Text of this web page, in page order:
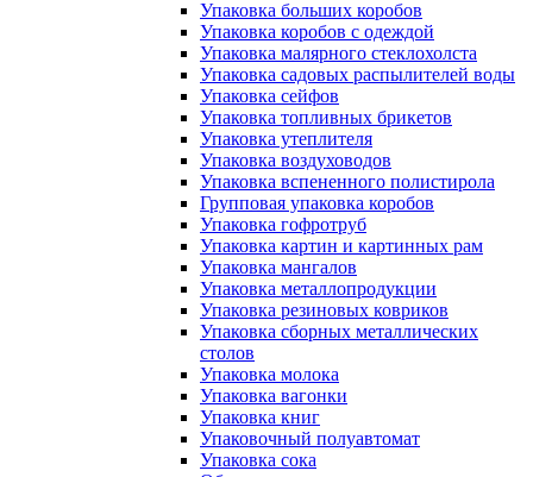
Упаковка больших коробов
Упаковка коробов с одеждой
Упаковка малярного стеклохолста
Упаковка садовых распылителей воды
Упаковка сейфов
Упаковка топливных брикетов
Упаковка утеплителя
Упаковка воздуховодов
Упаковка вспененного полистирола
Групповая упаковка коробов
Упаковка гофротруб
Упаковка картин и картинных рам
Упаковка мангалов
Упаковка металлопродукции
Упаковка резиновых ковриков
Упаковка сборных металлических
столов
Упаковка молока
Упаковка вагонки
Упаковка книг
Упаковочный полуавтомат
Упаковка сока